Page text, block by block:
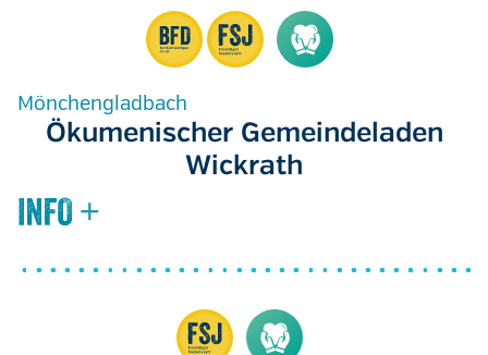
Mönchengladbach
Ökumenischer Gemeindeladen
Wickrath